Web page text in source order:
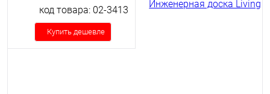
код товара: 02-3413
Купить дешевле